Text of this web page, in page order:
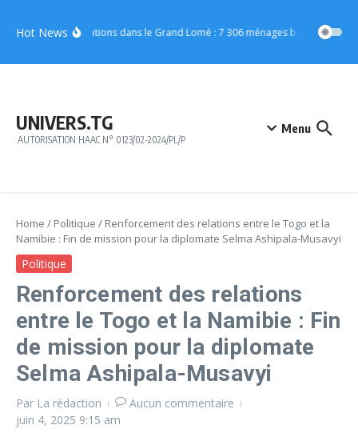
Hot NewsInondations dans le Grand Lomé : 7 306 ménages bénéficient
UNIVERS.TG
AUTORISATION HAAC N° 0123/02-2024/PL/P
Menu
Home / Politique / Renforcement des relations entre le Togo et la
Namibie : Fin de mission pour la diplomate Selma Ashipala-Musavyi
Politique
Renforcement des relations
entre le Togo et la Namibie : Fin
de mission pour la diplomate
Selma Ashipala-Musavyi
Par La rédaction
Aucun commentaire
juin 4, 2025 9:15 am